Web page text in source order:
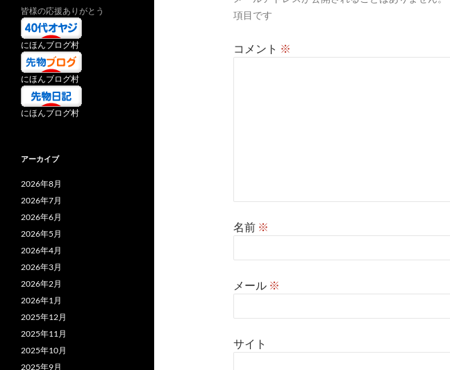
項目です
コメント ※
名前 ※
メール ※
サイト
皆様の応援ありがとう
にほんブログ村
にほんブログ村
にほんブログ村
アーカイブ
2026年8月
2026年7月
2026年6月
2026年5月
2026年4月
2026年3月
2026年2月
2026年1月
2025年12月
2025年11月
2025年10月
2025年9月